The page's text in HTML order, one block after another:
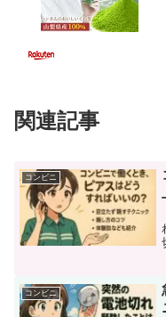
関連記事
コンビニ
コンビニ